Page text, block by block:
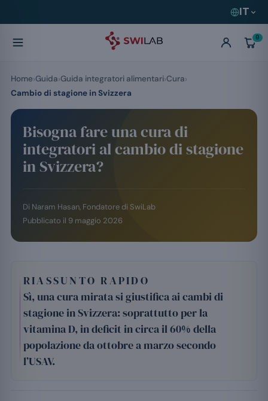
IT
0
Bisogna fare una cura di
integratori al cambio di stagione
in Svizzera?
Di Naram Hasan, Fondatore di SwiLab
Pubblicato il 9 maggio 2026
RIASSUNTO RAPIDO
Sì, una cura mirata si giustifica ai cambi di
stagione in Svizzera: soprattutto per la
vitamina D, in deficit in circa il 60% della
popolazione da ottobre a marzo secondo
l’USAV.
Home Guida Guida integratori alimentari Cura
Cambio di stagione in Svizzera